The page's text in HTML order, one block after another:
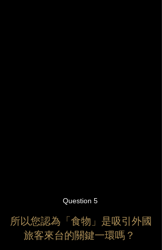
Question 5
所以您認為「食物」是吸引外國
旅客來台的關鍵一環嗎？